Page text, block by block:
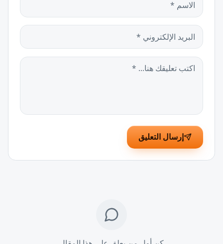
إرسال التعليق